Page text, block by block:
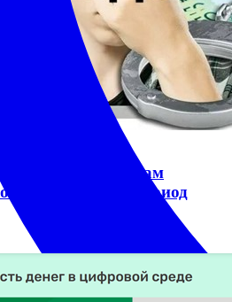
по вопросам
в летний период